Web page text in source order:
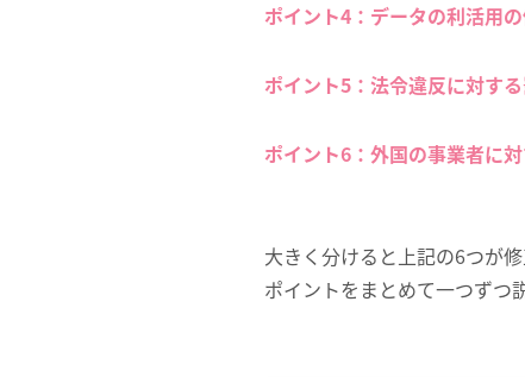
ポイント4：データの利活用
ポイント5：法令違反に対す
ポイント6：外国の事業者に
大きく分けると上記の6つが修
ポイントをまとめて一つずつ